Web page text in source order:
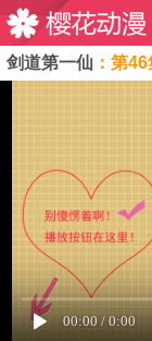
剑道第一仙 ：第